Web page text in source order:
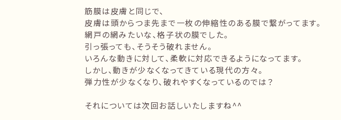
筋膜は皮膚と同じで、
皮膚は頭からつま先まで一枚の伸縮性のある膜で繋がってます。
網戸の網みたいな、格子状の膜でした。
引っ張っても、そうそう破れません。
いろんな動きに対して、柔軟に対応できるようになってます。
しかし、動きが少なくなってきている現代の方々。
弾力性が少なくなり、破れやすくなっているのでは？
それについては次回お話しいたしますね^^